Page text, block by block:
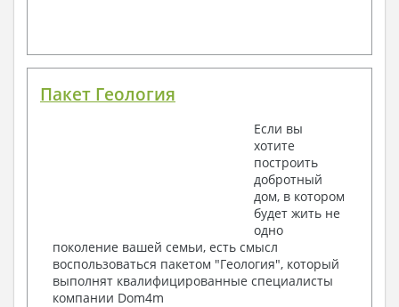
Пакет Геология
Если вы
хотите
построить
добротный
дом, в котором
будет жить не
одно
поколение вашей семьи, есть смысл
воспользоваться пакетом "Геология", который
выполнят квалифицированные специалисты
компании Dom4m